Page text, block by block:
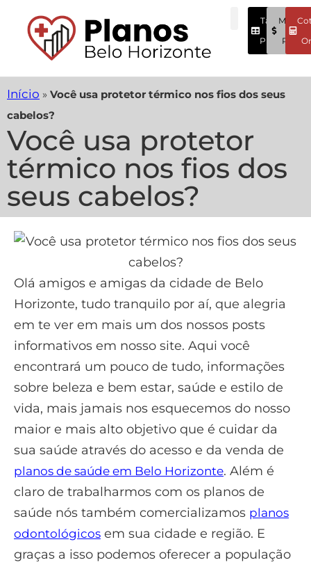
Tabela
PreçosPreços
Início » Você usa protetor térmico nos fios dos seus
cabelos?
Você usa protetor
térmico nos fios dos
seus cabelos?
Olá amigos e amigas da cidade de Belo
Horizonte, tudo tranquilo por aí, que alegria
em te ver em mais um dos nossos posts
informativos em nosso site. Aqui você
encontrará um pouco de tudo, informações
sobre beleza e bem estar, saúde e estilo de
vida, mais jamais nos esquecemos do nosso
maior e mais alto objetivo que é cuidar da
sua saúde através do acesso e da venda de
planos de saúde em Belo Horizonte. Além é
claro de trabalharmos com os planos de
saúde nós também comercializamos planos
odontológicos em sua cidade e região. E
graças a isso podemos oferecer a população